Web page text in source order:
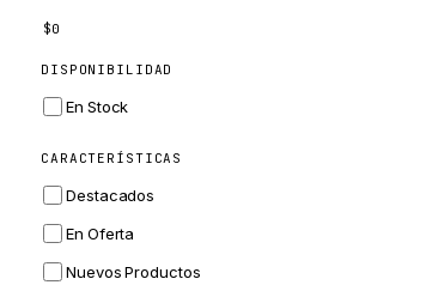
$0
DISPONIBILIDAD
En Stock
CARACTERÍSTICAS
Destacados
En Oferta
Nuevos Productos